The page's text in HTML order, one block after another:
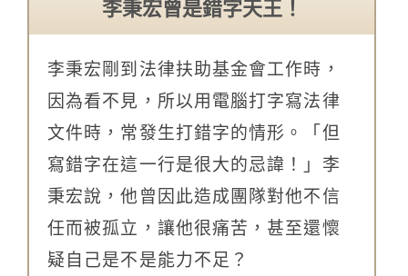
李秉宏曾是錯字天王！
李秉宏剛到法律扶助基金會工作時，
因為看不見，所以用電腦打字寫法律
文件時，常發生打錯字的情形。「但
寫錯字在這一行是很大的忌諱！」李
秉宏說，他曾因此造成團隊對他不信
任而被孤立，讓他很痛苦，甚至還懷
疑自己是不是能力不足？